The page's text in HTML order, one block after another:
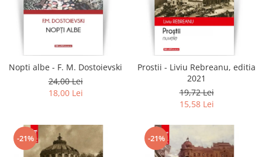
Literatura
Moderna
Romana
Universala
Calatorii
Memorii
Nopti albe - F. M. Dostoievski
24,00 Lei
18,00 Lei
Prostii - Liviu Rebreanu, editia
2021
19,72 Lei
15,58 Lei
-21% -21%